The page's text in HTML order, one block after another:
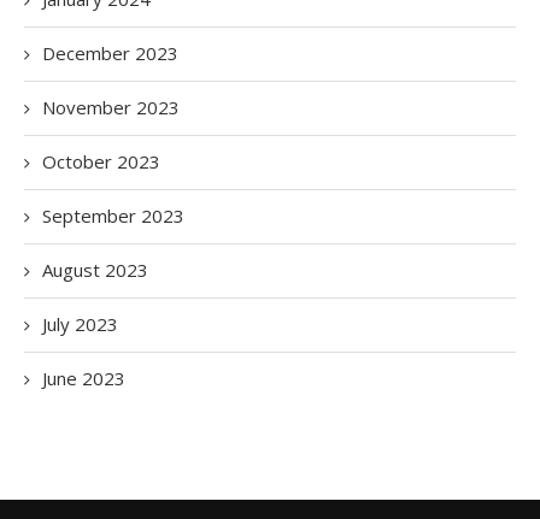
December 2023
November 2023
October 2023
September 2023
August 2023
July 2023
June 2023